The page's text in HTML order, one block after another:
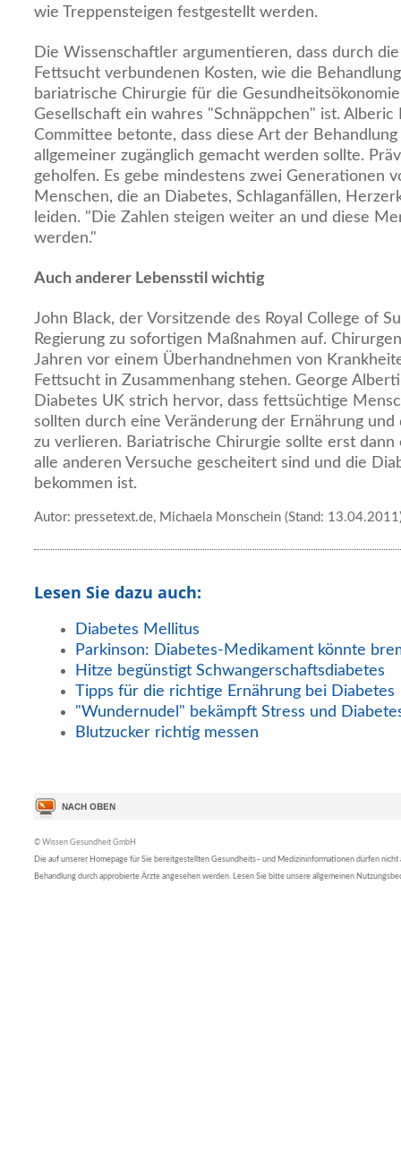
wie Treppensteigen festgestellt werden.
Die Wissenschaftler argumentieren, dass durch
Fettsucht verbundenen Kosten, wie die
bariatrische Chirurgie für die
Gesellschaft ein wahres "Schnäppchen" ist. Alberic
Committee betonte, dass diese Art der
allgemeiner zugänglich gemacht werden sollte.
geholfen. Es gebe mindestens zwei Generationen
Menschen, die an Diabetes, Schlaganfällen,
leiden. "Die Zahlen steigen weiter an und diese
werden."
Auch anderer Lebensstil wichtig
John Black, der Vorsitzende des Royal College of
Regierung zu sofortigen Maßnahmen auf.
Jahren vor einem Überhandnehmen von
Fettsucht in Zusammenhang stehen. George
Diabetes UK strich hervor, dass fettsüchtige
sollten durch eine Veränderung der Ernährung und
zu verlieren. Bariatrische Chirurgie sollte erst
alle anderen Versuche gescheitert sind und die
bekommen ist.
Autor: pressetext.de, Michaela Monschein (Stand:
Lesen Sie dazu auch:
Diabetes Mellitus
Parkinson: Diabetes-Medikament könnte
Hitze begünstigt Schwangerschaftsdiabetes
Tipps für die richtige Ernährung bei Diabetes
"Wundernudel" bekämpft Stress und
Blutzucker richtig messen
© Wissen Gesundheit GmbH
Die auf unserer Homepage für Sie bereitgestellten Gesundheits– und Medizininformationen dürfen nicht
Behandlung durch approbierte Ärzte angesehen werden. Lesen Sie bitte unsere allgemeinen